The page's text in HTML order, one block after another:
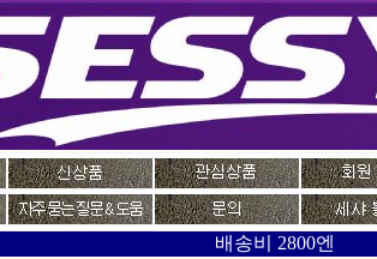
배송비 2800엔